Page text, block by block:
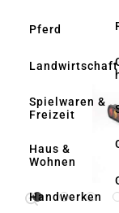
Pferd
Landwirtschaft
Spielwaren &
Freizeit
Haus &
Wohnen
Handwerken
Bildergalerie